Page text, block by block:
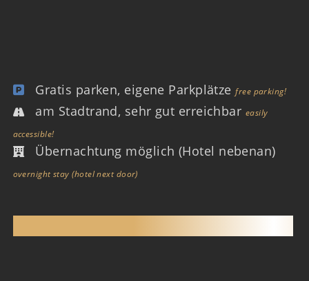
Gratis parken, eigene Parkplätzefree parking!
am Stadtrand, sehr gut erreichbar easily
accessible!
Übernachtung möglich (Hotel nebenan)
overnight stay (hotel next door)